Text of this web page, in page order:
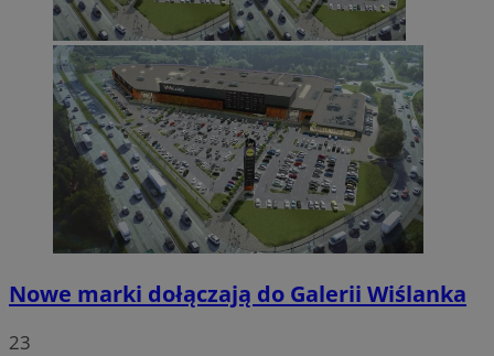
Nowe marki dołączają do Galerii Wiślanka
23